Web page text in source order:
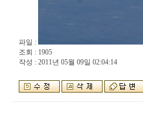
파일 :
조회 : 1905
작성 : 2011년 05월 09일 02:04:14